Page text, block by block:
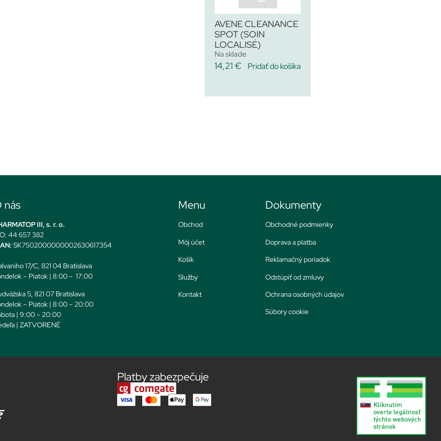
AVENE CLEANANCE
SPOT (SOIN
LOCALISÉ)
Na sklade
14,21 € Pridať do košíka
nás
III, s. r. o.
44 657 382
SK7502000000002630617354
17/C, 821 04 Bratislava
– Piatok | 8:00 – 17:00
5, 821 07 Bratislava
– Piatok | 8:00 – 20:00
| 9:00 – 20:00
| ZATVORENÉ
Menu
Obchod
Môj účet
Košík
Služby
Kontakt
Dokumenty
Obchodné podmienky
Doprava a platba
Reklamačný poriadok
Odstúpiť od zmluvy
Ochrana osobných údajov
Súbory cookie
Platby zabezpečuje